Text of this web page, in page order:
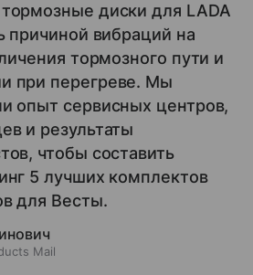
диски для LADA
причиной вибраций на
тормозного пути и
при перегреве. Мы
опыт сервисных центров,
и результаты
чтобы составить
5 лучших комплектов
для Весты.
Mail